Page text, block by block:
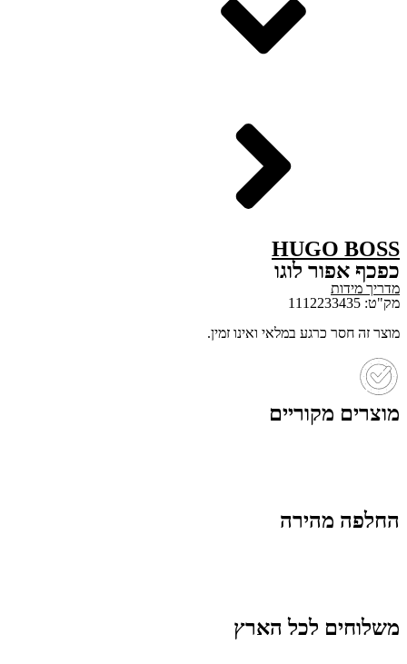
HUGO BOSS
כפכף אפור לוגו
מדריך מידות
מק"ט: 1112233435
מוצר זה חסר כרגע במלאי ואינו זמין.
מוצרים מקוריים
החלפה מהירה
משלוחים לכל הארץ